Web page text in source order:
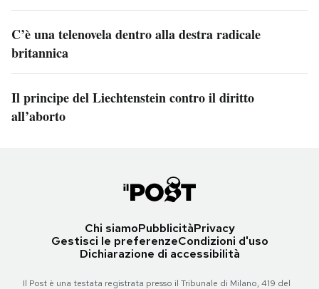
C’è una telenovela dentro alla destra radicale
britannica
Il principe del Liechtenstein contro il diritto
all’aborto
Chi siamoPubblicitàPrivacy
Gestisci le preferenzeCondizioni d'uso
Dichiarazione di accessibilità
Il Post è una testata registrata presso il Tribunale di Milano, 419 del